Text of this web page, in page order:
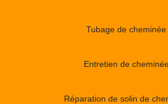
Tubage de cheminée
Entretien de
Réparation de solin de